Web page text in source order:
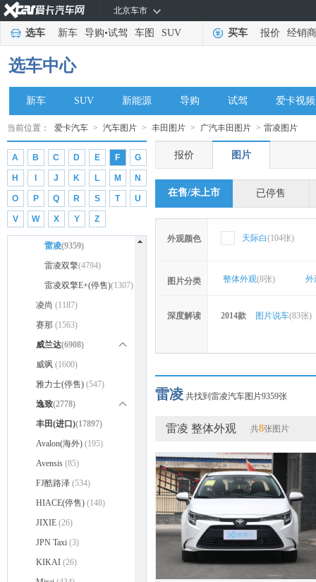
北京车市
选车 新车 导购•试驾 车图 SUV 买车 报价 经销商
选车中心
新车 SUV 新能源 导购 试驾 爱卡视频
当前位置： 爱卡汽车 > 汽车图片 > 丰田图片 > 广汽丰田图片 > 雷凌图片
A B C D E F G
H J K L M N
O P Q R S T U
V W X Y Z
奕泽IZOA(4607)
奕泽IZOA
(2860)
奕泽IZOA双擎(917)
奕泽E进擎
广汽丰田(82178)
YARiS L 致享(停售)(2928)
YARiS L 致炫(停售)
YARiS L 致炫X(停售)
(1086)
铂智3X
铂智4X(停售) (355)
丰田C-HR(6721)
丰田C-HR(5429)
丰田C-HR双擎(625)
丰田C-HR EV(667)
锋兰达(2004)
汉兰达(12355)
汉兰达(10411)
汉兰达双擎 (1944)
凯美瑞(21332)
凯美瑞(停售)(16147)
凯美瑞双擎
雷凌(15460)
雷凌(9359)
雷凌双擎(4794)
雷凌双擎E+(停售)(1307)
凌尚 (1187)
赛那 (1563)
威兰达(6908)
威兰达(停售)
威兰达双擎(停售)
威兰达新能源(停售)
(701)
威飒 (1600)
雅力士(停售) (547)
逸致(2778)
逸致(停售)(2778)
丰田(进口)(17897)
Avalon(海外) (195)
Avensis (85)
FJ酷路泽 (534)
HIACE(停售) (148)
JIXIE (26)
JPN Taxi (3)
KIKAI (26)
报价 图片
在售/未上市 已停售
外观颜色 天际白(104张)
图片分类 整体外观(8张) 外
深度解读 2014款 图片说车(83张)
雷凌 共找到雷凌汽车图片9359张
雷凌 整体外观 共8张图片